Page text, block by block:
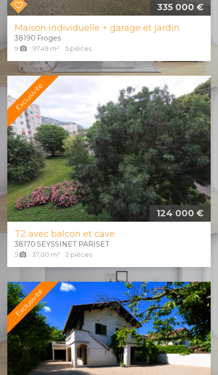
335 000 €
Maison individuelle + garage et jardin
Froges
38190
9 97,49 m² 5 pièces
Exclusivité
124 000 €
T2 avec balcon et cave
SEYSSINET PARISET
38170
5 37,00 m² 2 pièces
Exclusivité